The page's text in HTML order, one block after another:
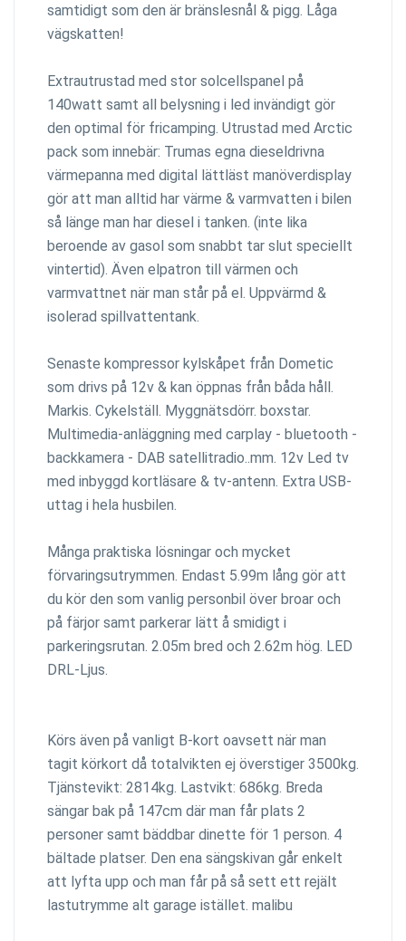
samtidigt som den är bränslesnål & pigg. Låga
vägskatten!
Extrautrustad med stor solcellspanel på
140watt samt all belysning i led invändigt gör
den optimal för fricamping. Utrustad med Arctic
pack som innebär: Trumas egna dieseldrivna
värmepanna med digital lättläst manöverdisplay
gör att man alltid har värme & varmvatten i bilen
så länge man har diesel i tanken. (inte lika
beroende av gasol som snabbt tar slut speciellt
vintertid). Även elpatron till värmen och
varmvattnet när man står på el. Uppvärmd &
isolerad spillvattentank.
Senaste kompressor kylskåpet från Dometic
som drivs på 12v & kan öppnas från båda håll.
Markis. Cykelställ. Myggnätsdörr. boxstar.
Multimedia-anläggning med carplay - bluetooth -
backkamera - DAB satellitradio..mm. 12v Led tv
med inbyggd kortläsare & tv-antenn. Extra USB-
uttag i hela husbilen.
Många praktiska lösningar och mycket
förvaringsutrymmen. Endast 5.99m lång gör att
du kör den som vanlig personbil över broar och
på färjor samt parkerar lätt å smidigt i
parkeringsrutan. 2.05m bred och 2.62m hög. LED
DRL-Ljus.
Körs även på vanligt B-kort oavsett när man
tagit körkort då totalvikten ej överstiger 3500kg.
Tjänstevikt: 2814kg. Lastvikt: 686kg. Breda
sängar bak på 147cm där man får plats 2
personer samt bäddbar dinette för 1 person. 4
bältade platser. Den ena sängskivan går enkelt
att lyfta upp och man får på så sett ett rejält
lastutrymme alt garage istället. malibu